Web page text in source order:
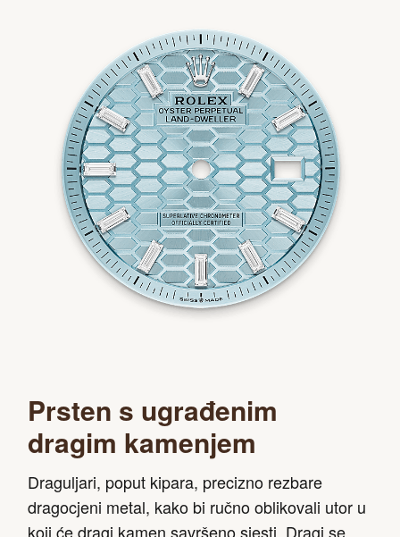
Prsten s ugrađenim
dragim kamenjem
Draguljari, poput kipara, precizno rezbare
dragocjeni metal, kako bi ručno oblikovali utor u
koji će dragi kamen savršeno sjesti. Dragi se